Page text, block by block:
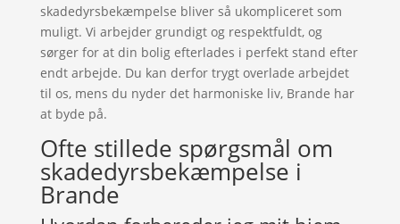
skadedyrsbekæmpelse bliver så ukompliceret som
muligt. Vi arbejder grundigt og respektfuldt, og
sørger for at din bolig efterlades i perfekt stand efter
endt arbejde. Du kan derfor trygt overlade arbejdet
til os, mens du nyder det harmoniske liv, Brande har
at byde på.
Ofte stillede spørgsmål om
skadedyrsbekæmpelse i
Brande